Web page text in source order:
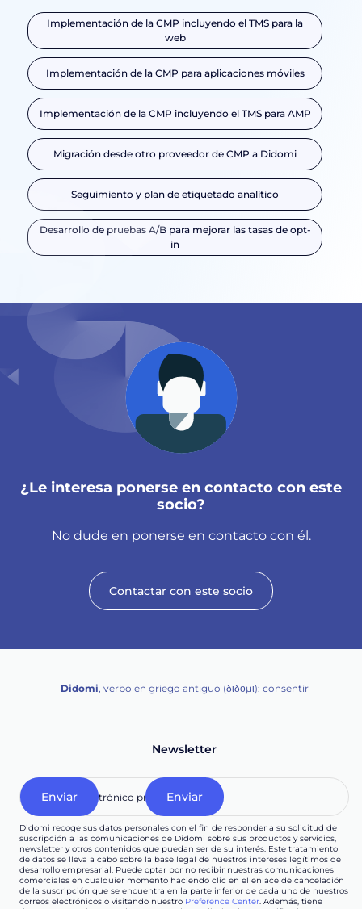
Implementación de la CMP incluyendo el TMS para la
web
Implementación de la CMP para aplicaciones móviles
Implementación de la CMP incluyendo el TMS para AMP
Migración desde otro proveedor de CMP a Didomi
Seguimiento y plan de etiquetado analítico
Desarrollo de pruebas A/B para mejorar las tasas de opt-
in
¿Le interesa ponerse en contacto con este
socio?
No dude en ponerse en contacto con él.
Contactar con este socio
Didomi, verbo en griego antiguo (διδομι): consentir
Newsletter
Didomi recoge sus datos personales con el fin de responder a su solicitud de
suscripción a las comunicaciones de Didomi sobre sus productos y servicios,
newsletter y otros contenidos que puedan ser de su interés. Este tratamiento
de datos se lleva a cabo sobre la base legal de nuestros intereses legítimos de
desarrollo empresarial. Puede optar por no recibir nuestras comunicaciones
comerciales en cualquier momento haciendo clic en el enlace de cancelación
de la suscripción que se encuentra en la parte inferior de cada uno de nuestros
correos electrónicos o visitando nuestro Preference Center. Además, tiene